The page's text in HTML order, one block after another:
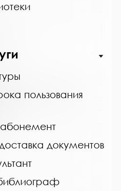
пользования
документов
библиотека